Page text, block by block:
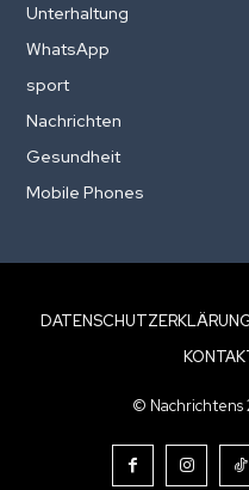
Unterhaltung
WhatsApp
sport
Nachrichten
Gesundheit
Mobile Phones
© Nachrichtens